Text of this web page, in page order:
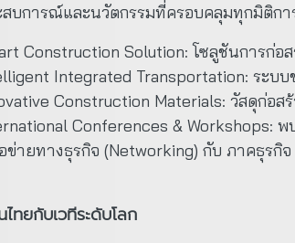
บการณ์และนวัตกรรมที่ครอบคลุมทุกมิติกา
Construction Solution: โซลูชันการก่
Integrated Transportation: ระบ
Construction Materials: วัสดุก่อ
Conferences & Workshops:
ข่ายทางธุรกิจ (Networking) กับ ภาคธุรกิ
ไทยกับเวทีระดับโลก